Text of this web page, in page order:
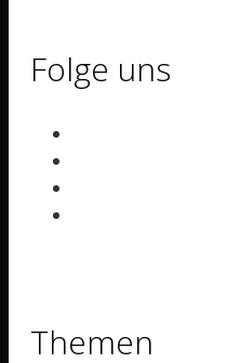
Folge uns
Themen